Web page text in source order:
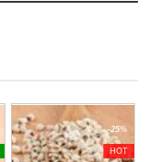
-25%
HOT